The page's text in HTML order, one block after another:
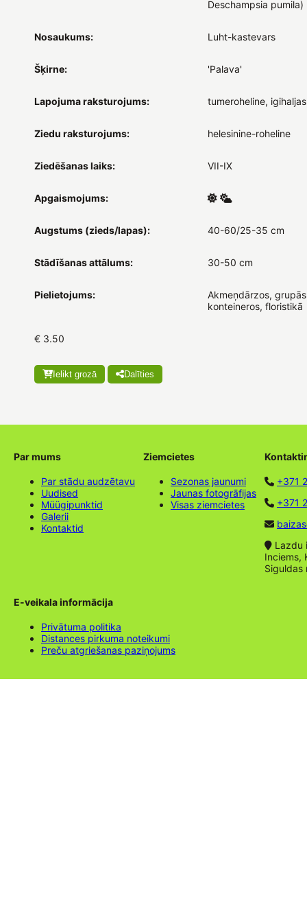
Deschampsia pumila)
Nosaukums: Luht-kastevars
Šķirne: 'Palava'
Lapojuma raksturojums: tumeroheline, igihaljas
Ziedu raksturojums: helesinine-roheline
Ziedēšanas laiks: VII-IX
Apgaismojums:
Augstums (zieds/lapas): 40-60/25-35 cm
Stādīšanas attālums: 30-50 cm
Pielietojums:
Akmeņdārzos,
konteineros, floristikā
€ 3.50
Ielikt grozā Dalīties
Par mums
Par stādu audzētavu
Uudised
Müügipunktid
Galerii
Kontaktid
Ziemcietes
Sezonas jaunumi
Jaunas fotogrāfijas
Visas ziemcietes
+371
+371
Lazdu
Inciems,
Siguldas
E-veikala informācija
Privātuma politika
Distances pirkuma noteikumi
Preču atgriešanas paziņojums